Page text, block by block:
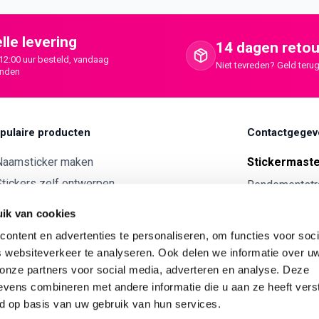
van cookies
en advertenties te personaliseren, om functies voor
websiteverkeer te analyseren. Ook delen we informatie over
partners voor social media, adverteren en analyse. Deze
combineren met andere informatie die u aan ze heeft
op basis van uw gebruik van hun services.
levering
uur besteld, vandaag
14 dagen
Niet tevreden? Geld
producten
maken
zelf ontwerpen
je eigen kunststof tekst
maken
je eigen Vilt tekst
je eigen rally naam sticker
KVK:71793437
BTW nr: